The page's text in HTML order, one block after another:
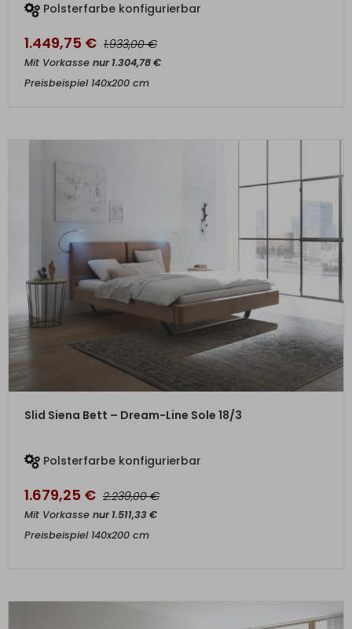
Polsterfarbe konfigurierbar
1.449,75 € 1.933,00€
Mit Vorkasse nur1.304,78€
Preisbeispiel 140x200 cm
ZUM PRODUKT
Slid Siena Bett – Dream-Line Sole 18/3
Polsterfarbe konfigurierbar
1.679,25 € 2.239,00€
Mit Vorkasse nur1.511,33€
Preisbeispiel 140x200 cm